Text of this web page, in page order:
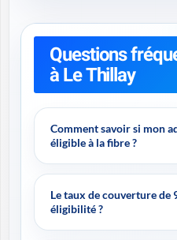
Questions
à Le Thillay
Comment savoir si mon
éligible à la fibre ?
Le taux de couverture de
éligibilité ?